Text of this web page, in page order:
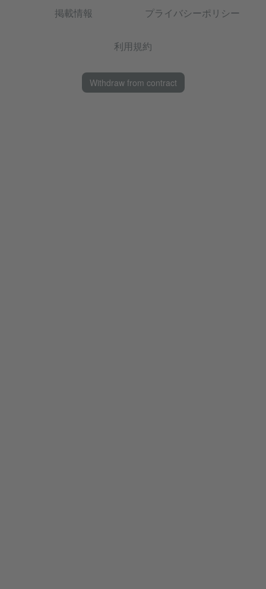
掲載情報 プライバシーポリシー
利用規約
Withdraw from contract